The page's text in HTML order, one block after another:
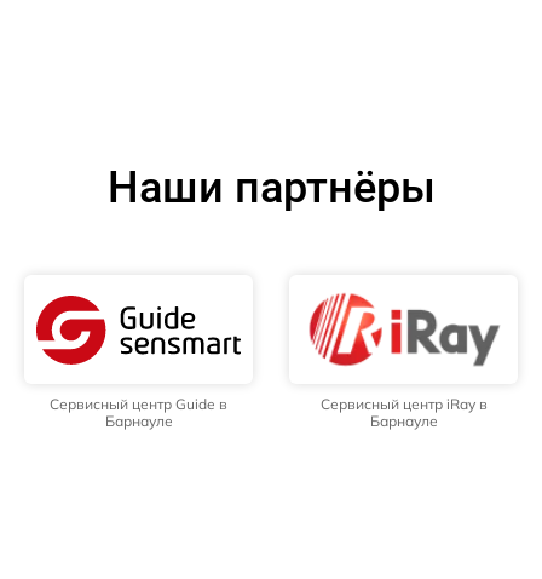
Наши партнёры
Сервисный центр Guide в
Барнауле
Сервисный центр iRay в
Барнауле